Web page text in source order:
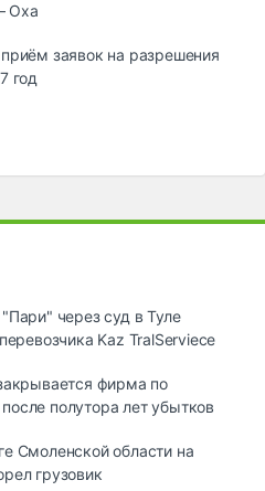
Оха
заявок на разрешения
год
через суд в Туле
Kaz TralServiece
фирма по
полутора лет убытков
Смоленской области на
грузовик